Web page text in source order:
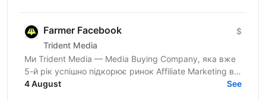
Farmer Facebook
Trident Media
$
Ми Trident Media — Media Buying Company, яка вже
5-й рік успішно підкорює ринок Affiliate Marketing в
ніші IGaming 🎰 Наразі активно маштабуємось та...
4 August See